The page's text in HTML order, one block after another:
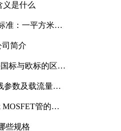
义是什么
准：一平方米能
司简介
标与欧标的区别
参数及载流量解
MOSFET管的合
些规格